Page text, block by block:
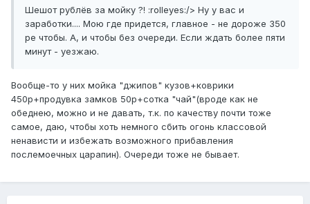
Шешот рублёв за мойку ?! :rolleyes:/> Ну у вас и
заработки.... Мою где придется, главное - не дороже 350
ре чтобы. А, и чтобы без очереди. Если ждать более пяти
минут - уезжаю.
Вообще-то у них мойка "джипов" кузов+коврики
450р+продувка замков 50р+сотка "чай"(вроде как не
обеднею, можно и не давать, т.к. по качеству почти тоже
самое, даю, чтобы хоть немного сбить огонь классовой
ненависти и избежать возможного прибавления
послемоечных царапин). Очереди тоже не бывает.